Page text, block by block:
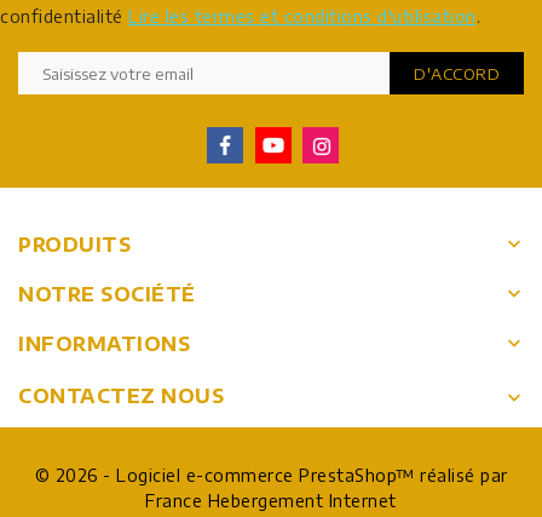
confidentialité Lire les termes et conditions d'utilisation.
PRODUITS keyboard_arrow_down
NOTRE SOCIÉTÉ keyboard_arrow_down
INFORMATIONS keyboard_arrow_down
CONTACTEZ NOUS keyboard_arrow_down
© 2026 - Logiciel e-commerce PrestaShop™ réalisé par
France Hebergement Internet